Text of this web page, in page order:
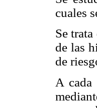
cuales
Se
de las
de
A